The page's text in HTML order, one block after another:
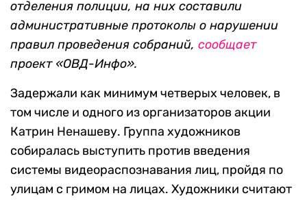
отделения полиции, на них составили
административные протоколы о нарушении
правил проведения собраний, сообщает
проект «ОВД-Инфо».
Задержали как минимум четверых человек, в
том числе и одного из организаторов акции
Катрин Ненашеву. Группа художников
собиралась выступить против введения
системы видеораспознавания лиц, пройдя по
улицам с гримом на лицах. Художники считают